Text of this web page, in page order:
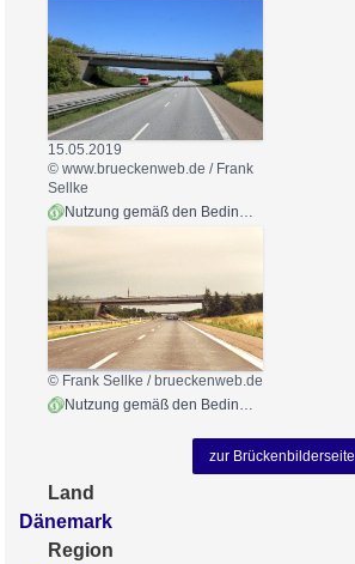
15.05.2019
© www.brueckenweb.de / Frank
Sellke
© Frank Sellke / brueckenweb.de
zur Brückenbilderseite
Land
Dänemark
Region